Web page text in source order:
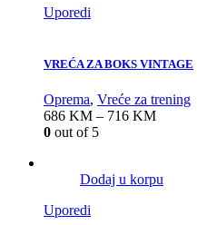
Uporedi
VREĆA ZA BOKS VINTAGE
Oprema, Vreće za trening
686 KM – 716 KM
0 out of 5
Dodaj u korpu
Uporedi